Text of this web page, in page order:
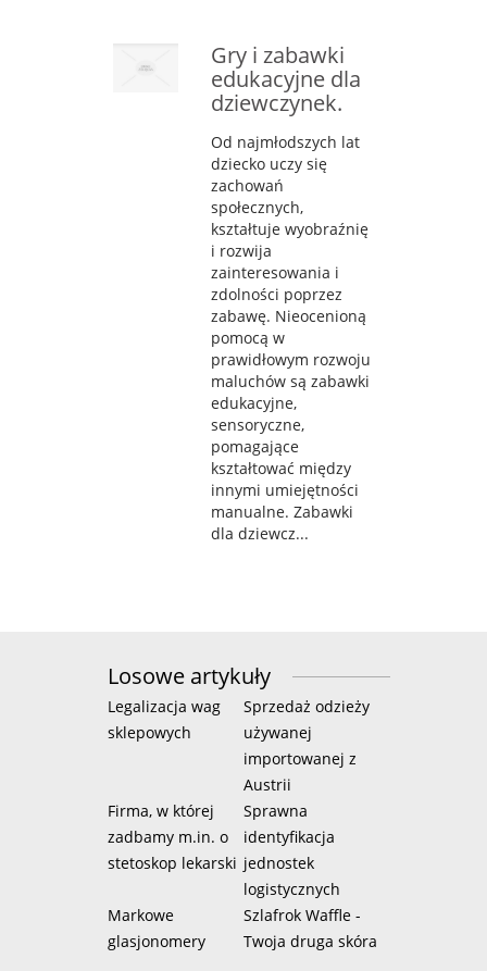
Gry i zabawki
edukacyjne dla
dziewczynek.
Od najmłodszych lat
dziecko uczy się
zachowań
społecznych,
kształtuje wyobraźnię
i rozwija
zainteresowania i
zdolności poprzez
zabawę. Nieocenioną
pomocą w
prawidłowym rozwoju
maluchów są zabawki
edukacyjne,
sensoryczne,
pomagające
kształtować między
innymi umiejętności
manualne. Zabawki
dla dziewcz...
Losowe artykuły
Legalizacja wag
sklepowych
Sprzedaż odzieży
używanej
importowanej z
Austrii
Firma, w której
zadbamy m.in. o
stetoskop lekarski
Sprawna
identyfikacja
jednostek
logistycznych
Markowe
glasjonomery
Szlafrok Waffle -
Twoja druga skóra